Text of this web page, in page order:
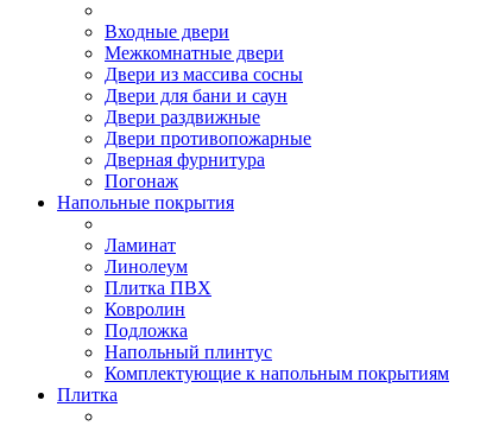
Входные двери
Межкомнатные двери
Двери из массива сосны
Двери для бани и саун
Двери раздвижные
Двери противопожарные
Дверная фурнитура
Погонаж
Напольные покрытия
Ламинат
Линолеум
Плитка ПВХ
Ковролин
Подложка
Напольный плинтус
Комплектующие к напольным покрытиям
Плитка